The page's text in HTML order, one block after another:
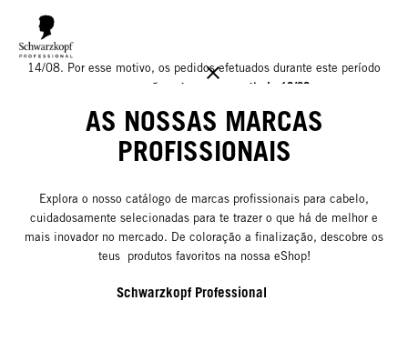
Informamos que o nosso armazém estará encerrado para férias até
14/08. Por esse motivo, os pedidos efetuados durante este período
serão entregues a partir de 18/08.
AS NOSSAS MARCAS
PROFISSIONAIS
Explora o nosso catálogo de marcas profissionais para cabelo,
cuidadosamente selecionadas para te trazer o que há de melhor e
mais inovador no mercado. De coloração a finalização, descobre os
teus produtos favoritos na nossa eShop!
Schwarzkopf Professional